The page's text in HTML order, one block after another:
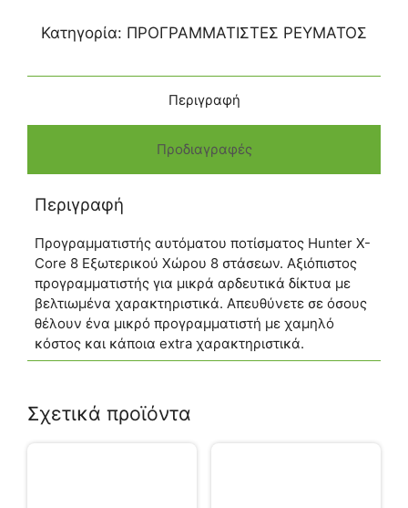
Κατηγορία: ΠΡΟΓΡΑΜΜΑΤΙΣΤΕΣ ΡΕΥΜΑΤΟΣ
Περιγραφή
Προδιαγραφές
Περιγραφή
Προγραμματιστής αυτόματου ποτίσματος Hunter X-
Core 8 Εξωτερικού Χώρου 8 στάσεων. Αξιόπιστος
προγραμματιστής για μικρά αρδευτικά δίκτυα με
βελτιωμένα χαρακτηριστικά. Απευθύνετε σε όσους
θέλουν ένα μικρό προγραμματιστή με χαμηλό
κόστος και κάποια extra χαρακτηριστικά.
Σχετικά προϊόντα